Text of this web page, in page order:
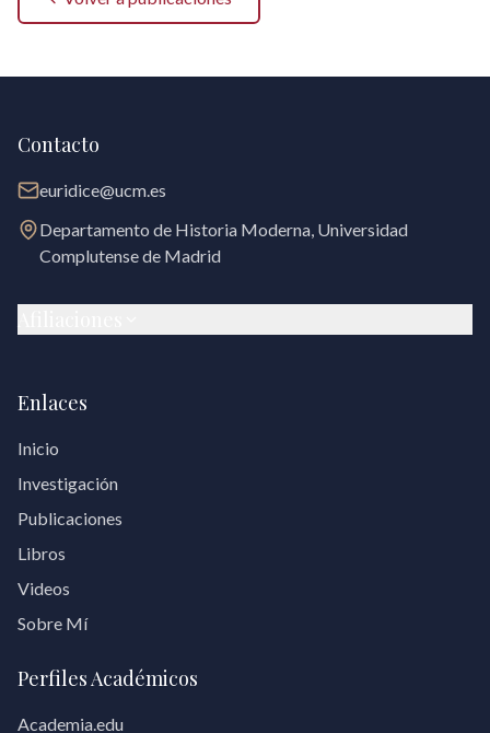
Contacto
euridice@ucm.es
Departamento de Historia Moderna, Universidad
Complutense de Madrid
Enlaces
Inicio
Investigación
Publicaciones
Libros
Videos
Sobre Mí
Perfiles Académicos
Academia.edu